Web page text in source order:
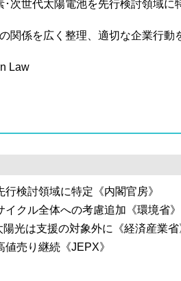
次世代太陽電池を先行検討領域に
関係を広く整理、適切な企業行動
Law
検討領域に特定《内閣官房》
クル全体への考慮追加《環境省》
光は支援の対象外に《経済産業省
売り継続《JEPX》